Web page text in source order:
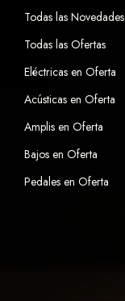
Todas las Novedades
Todas las Ofertas
Eléctricas en Oferta
Acústicas en Oferta
Amplis en Oferta
Bajos en Oferta
Pedales en Oferta